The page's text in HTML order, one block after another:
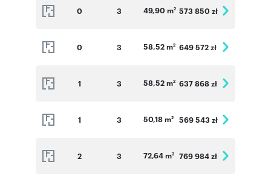
0 3 49,90 m2 573 850 zł
0 3 58,52 m2 649 572 zł
1 3 58,52 m2 637 868 zł
1 3 50,18 m2 569 543 zł
2 3 72,64 m2 769 984 zł